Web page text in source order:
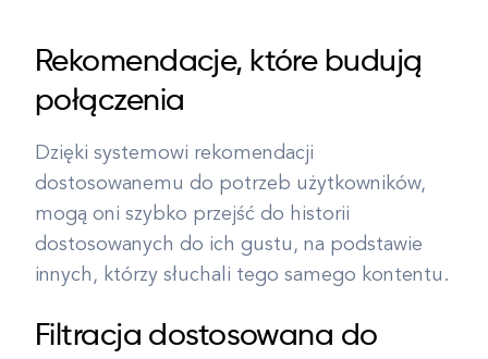
Rekomendacje, które budują
połączenia
Dzięki systemowi rekomendacji
dostosowanemu do potrzeb użytkowników,
mogą oni szybko przejść do historii
dostosowanych do ich gustu, na podstawie
innych, którzy słuchali tego samego kontentu.
Filtracja dostosowana do